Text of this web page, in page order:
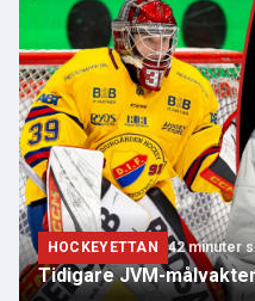
HOCKEYETTAN 42 minuter
Tidigare JVM-